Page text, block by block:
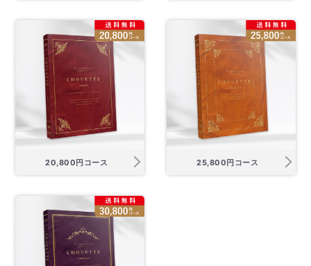
20,800円コース 25,800円コース